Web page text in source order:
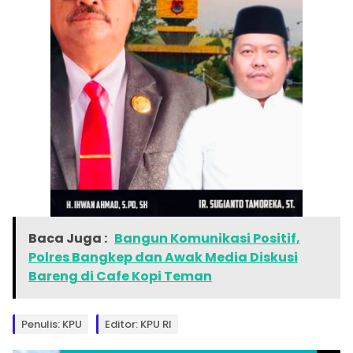
Baca Juga : Bangun Komunikasi Positif,
Polres Bangkep dan Awak Media Diskusi
Bareng di Cafe Kopi Teman
Penulis: KPU Editor: KPU RI